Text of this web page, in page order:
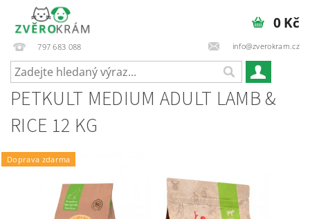
797 683 088 info@zverokram.cz
0 Kč
PETKULT MEDIUM ADULT LAMB &
RICE 12 KG
Doprava zdarma